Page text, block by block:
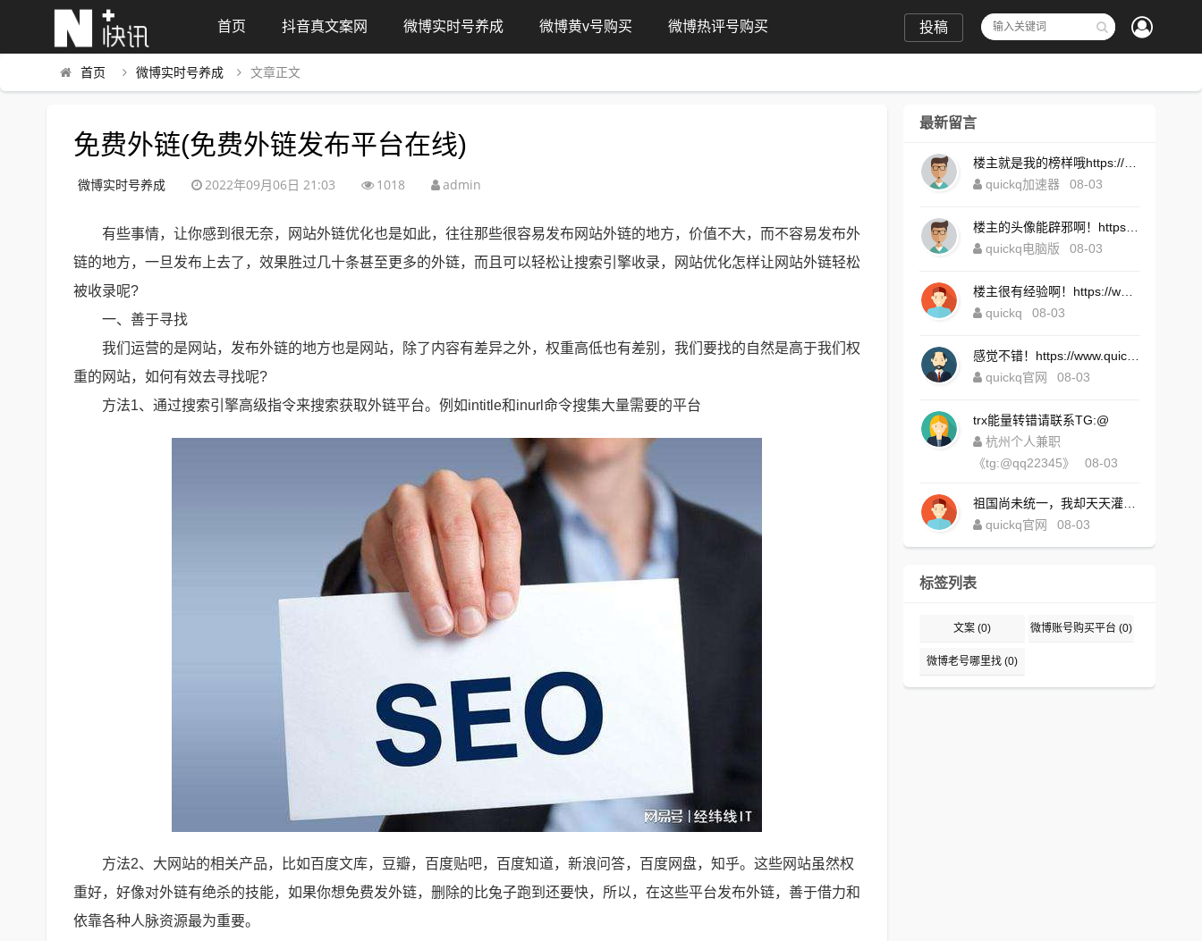
首页 抖音真文案网 微博实时号养成 微博黄v号购买 微博热评号购买 投稿
首页 微博实时号养成 文章正文
免费外链(免费外链发布平台在线)
微博实时号养成 2022年09月06日 21:03 1018 admin
有些事情，让你感到很无奈，网站外链优化也是如此，往往那些很容易发布网站外链的地方，价值不大，而不容易发布外
链的地方，一旦发布上去了，效果胜过几十条甚至更多的外链，而且可以轻松让搜索引擎收录，网站优化怎样让网站外链轻松
被收录呢?
一、善于寻找
我们运营的是网站，发布外链的地方也是网站，除了内容有差异之外，权重高低也有差别，我们要找的自然是高于我们权
重的网站，如何有效去寻找呢?
方法1、通过搜索引擎高级指令来搜索获取外链平台。例如intitle和inurl命令搜集大量需要的平台
方法2、大网站的相关产品，比如百度文库，豆瓣，百度贴吧，百度知道，新浪问答，百度网盘，知乎。这些网站虽然权
重好，好像对外链有绝杀的技能，如果你想免费发外链，删除的比兔子跑到还要快，所以，在这些平台发布外链，善于借力和
依靠各种人脉资源最为重要。
最新留言
quickq加速器
08-03
quickq电脑版
08-03
quickq
08-03
quickq官网
08-03
trx能量转错请联系TG:@
杭州个人兼职
《tg:@qq22345》
08-03
quickq官网
08-03
标签列表
文案 (0) 微博账号购买平台 (0)
微博老号哪里找 (0)